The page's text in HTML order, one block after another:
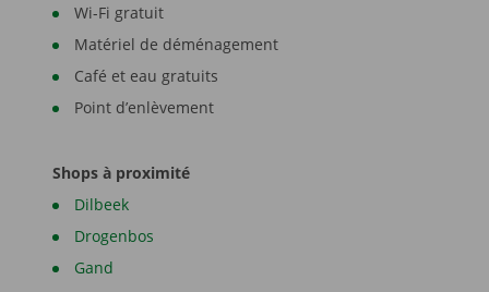
Wi-Fi gratuit
Matériel de déménagement
Café et eau gratuits
Point d’enlèvement
Shops à proximité
Dilbeek
Drogenbos
Gand